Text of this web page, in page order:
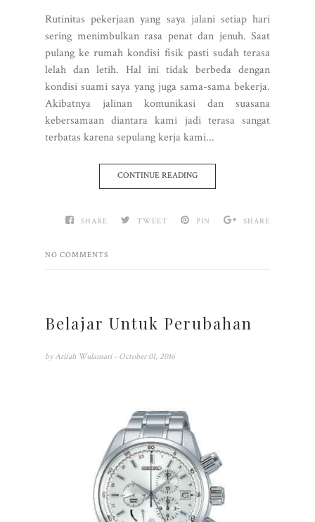
Rutinitas pekerjaan yang saya jalani setiap hari
sering menimbulkan rasa penat dan jenuh. Saat
pulang ke rumah kondisi fisik pasti sudah terasa
lelah dan letih. Hal ini tidak berbeda dengan
kondisi suami saya yang juga sama-sama bekerja.
Akibatnya jalinan komunikasi dan suasana
kebersamaan diantara kami jadi terasa sangat
terbatas karena sepulang kerja kami...
CONTINUE READING
SHARE TWEET PIN SHARE
NO COMMENTS
Belajar Untuk Perubahan
by Arifah Wulansari - October 01, 2016